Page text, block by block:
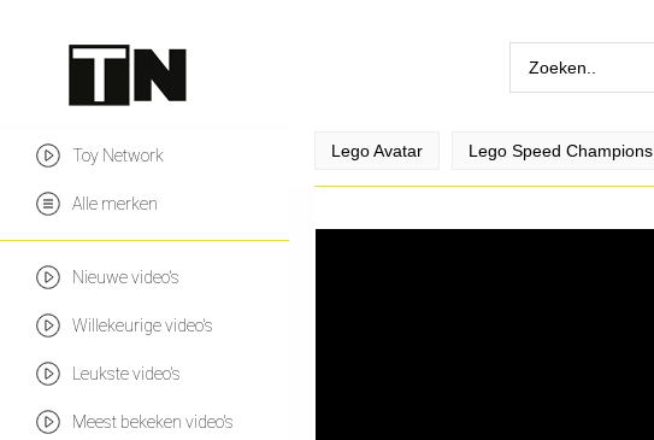
Toy Network
Alle merken
Nieuwe video's
Willekeurige video's
Leukste video's
Meest bekeken video's
Lego Avatar Lego Speed Champions